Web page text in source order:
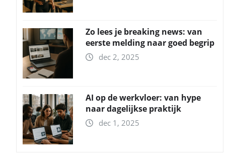
Zo lees je breaking news: van
eerste melding naar goed begrip
dec 2, 2025
AI op de werkvloer: van hype
naar dagelijkse praktijk
dec 1, 2025